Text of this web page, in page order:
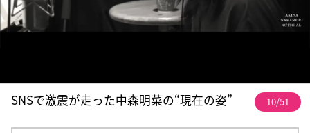
SNSで激震が走った中森明菜の“現在の姿” 10/51